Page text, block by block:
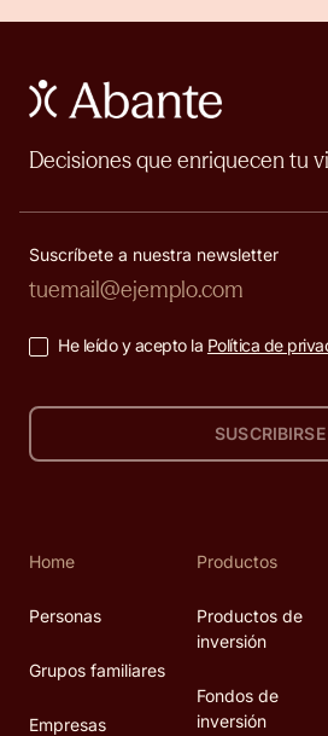
Decisiones que enriquecen tu
Suscríbete a nuestra newsletter
He leído y acepto la Política de
SUSCRIBIRSE
Home
Personas
Grupos familiares
Empresas
Productos
Productos de
inversión
Fondos de
inversión